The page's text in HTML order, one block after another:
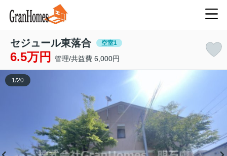
セジュール東落合 空室1
6.5万円 管理/共益費 6,000円
1 /20